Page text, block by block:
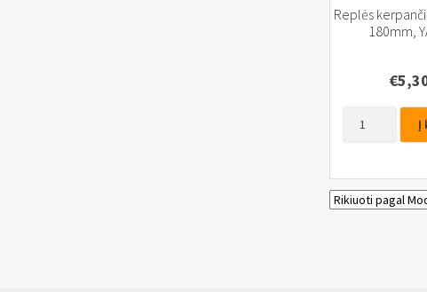
Replės
180mm,
€
kerpančios
šoninės
180mm,
Į